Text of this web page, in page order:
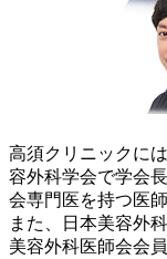
高須クリニックに
容外科学会で学会
会専門医を持つ医
また、日本美容外
美容外科医師会会